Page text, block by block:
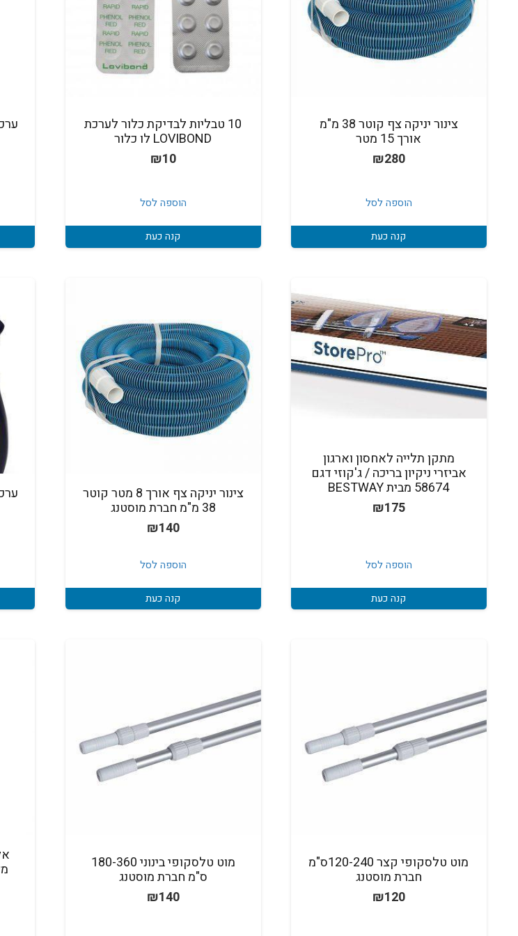
צינור יניקה צף קוטר 38 מ"מ
אורך 15 מטר
₪280
הוספה לסל
קנה כעת
10 טבליות לבדיקת כלור לערכת
LOVIBOND לו כלור
₪10
הוספה לסל
קנה כעת
מתקן תלייה לאחסון וארגון
אביזרי ניקיון בריכה / ג'קוזי דגם
58674 מבית BESTWAY
₪175
הוספה לסל
קנה כעת
צינור יניקה צף אורך 8 מטר קוטר
38 מ"מ חברת מוסטנג
₪140
הוספה לסל
קנה כעת
מוט טלסקופי קצר 120-240ס"מ
חברת מוסטנג
₪120
מוט טלסקופי בינוני 180-360
ס"מ חברת מוסטנג
₪140